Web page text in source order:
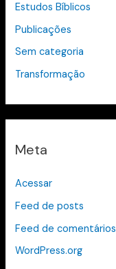
Estudos Bíblicos
Publicações
Sem categoria
Transformação
Meta
Acessar
Feed de posts
Feed de comentários
WordPress.org